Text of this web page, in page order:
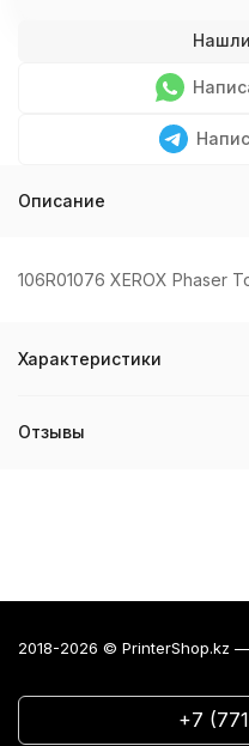
Описание
106R01076 XEROX Phaser
Характеристики
Отзывы
2018-2026 © PrinterShop.kz
+7